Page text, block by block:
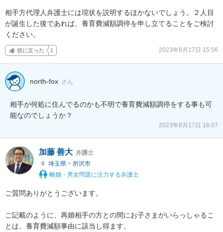
相手方代理人弁護士には現状を説明するほかないでしょう。２人目
が誕生した後であれば、養育費減額調停を申し立てることをご検討
ください。
役に立った 1 2023年8月17日 15:56
north-fox さん
相手が何処に住んでるのかも不明で養育費減額調停をする事も可
能なのでしょうか？
2023年8月17日 16:07
加藤 善大 弁護士
埼玉県 > 所沢市
離婚・男女問題に注力する弁護士
ご質問ありがとうございます。
ご記載のように、再婚相手の方との間にお子さまがいらっしゃるこ
とは、養育費減額事由に該当し得ます。